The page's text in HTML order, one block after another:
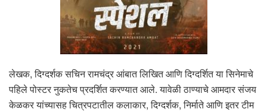
लेखक, दिग्दर्शक सचिन रामचंद्र आंबात लिखित आणि दिग्दर्शित या सिनेमाचे
पहिले पोस्टर नुकतेच प्रदर्शित करण्यात आले. यावेळी ठाण्याचे आमदार संजय
केळकर यांच्यासह चित्रपटातील कलाकार, दिग्दर्शक, निर्माते आणि इतर टीम